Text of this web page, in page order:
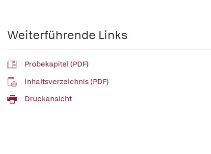
Weiterführende Links
Probekapitel (PDF)
Inhaltsverzeichnis (PDF)
Druckansicht